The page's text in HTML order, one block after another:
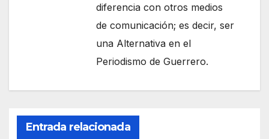
diferencia con otros medios
de comunicación; es decir, ser
una Alternativa en el
Periodismo de Guerrero.
Entrada relacionada